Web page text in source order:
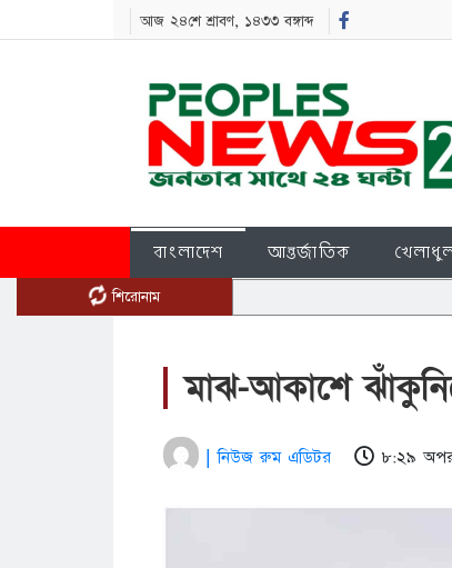
আজ ২৪শে শ্রাবণ, ১৪৩৩ বঙ্গাব্দ
বাংলাদেশ আন্তর্জাতিক
শিরোনাম
মাঝ-আকাশে
| নিউজ রুম এডিটর ৮:২৯